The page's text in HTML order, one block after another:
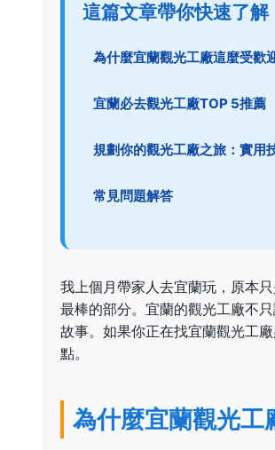
這篇文章帶你快速了解
為什麼宜蘭觀光工廠這麼受歡
宜蘭必去觀光工廠TOP 5推薦
規劃你的觀光工廠之旅：實用
常見問題解答
我上個月帶家人去宜蘭玩，原本
最棒的部分。宜蘭的觀光工廠不
故事。如果你正在找宜蘭觀光工
點。
為什麼宜蘭觀光工